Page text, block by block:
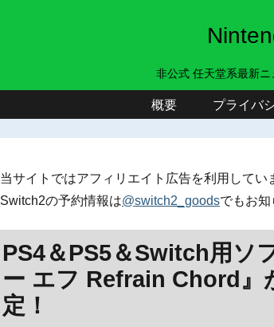
非公式 任天堂系最新ニ
概要 プライバ
当サイトではアフィリエイト広告を利用してい
Switch2の予約情報は@switch2_goodsでもお知
PS4＆PS5＆Switch用ソ
ー エフ Refrain Chord』
定！